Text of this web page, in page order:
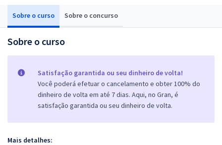
Sobre o curso Sobre o concurso
Sobre o curso
Satisfação garantida ou seu dinheiro de volta!
Você poderá efetuar o cancelamento e obter 100% do
dinheiro de volta em até 7 dias. Aqui, no Gran, é
satisfação garantida ou seu dinheiro de volta.
Mais detalhes: